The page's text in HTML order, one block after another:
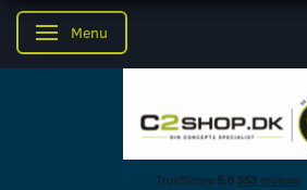
Skifte navigation
Menu